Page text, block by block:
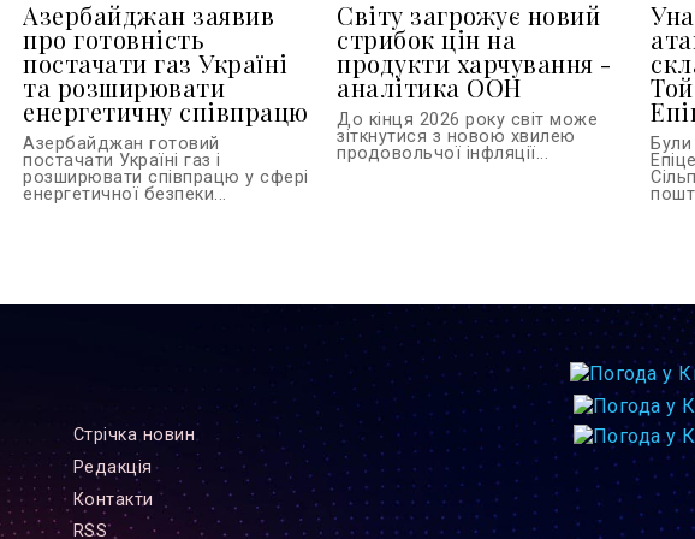
Азербайджан заявив
про готовність
постачати газ Україні
та розширювати
енергетичну співпрацю
Азербайджан готовий
постачати Україні газ і
розширювати співпрацю у сфері
енергетичної безпеки...
Світу загрожує новий
стрибок цін на
продукти харчування -
аналітика ООН
До кінця 2026 року світ може
зіткнутися з новою хвилею
продовольчої інфляції...
Стрiчка новин
Редакцiя
Контакти
RSS